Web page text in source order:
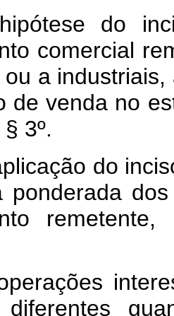
do
comercial
a
de venda no
3º.
do
ponderada
diferentes